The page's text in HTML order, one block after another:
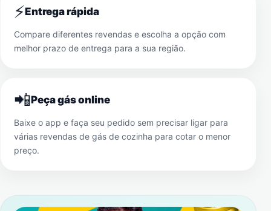
⚡Entrega rápida
Compare diferentes revendas e escolha a opção com
melhor prazo de entrega para a sua região.
📲Peça gás online
Baixe o app e faça seu pedido sem precisar ligar para
várias revendas de gás de cozinha para cotar o menor
preço.